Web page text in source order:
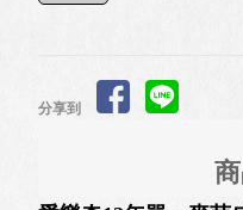
分享到